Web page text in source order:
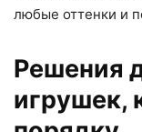
любые оттенки и
Решения
игрушек,